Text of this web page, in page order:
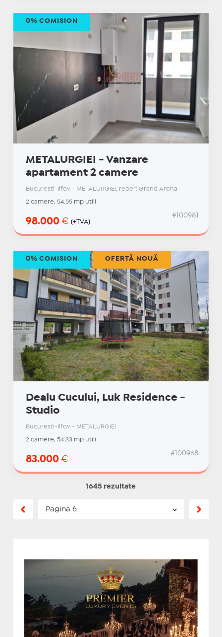
METALURGIEI - Vanzare
apartament 2 camere
Bucuresti-Ilfov - METALURGIEI, reper: Grand Arena
2 camere, 54.55 mp utili
98.000 € (+TVA)
#100981
0% COMISION
Dealu Cucului, Luk Residence -
Studio
Bucuresti-Ilfov - METALURGIEI
2 camere, 54.33 mp utili
83.000 €
#100968
0% COMISION OFERTĂ NOUĂ
1645 rezultate